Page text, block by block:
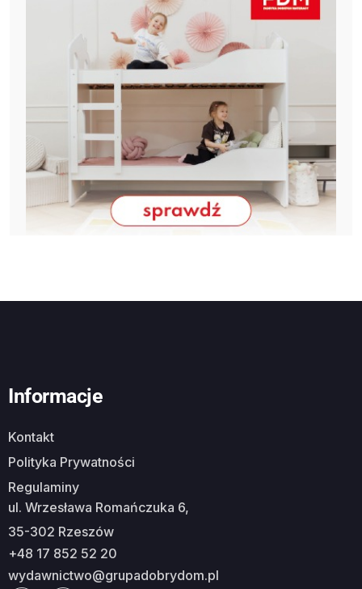
Informacje
Kontakt
Polityka Prywatności
Regulaminy
ul. Wrzesława Romańczuka 6,
35-302 Rzeszów
+48 17 852 52 20
wydawnictwo@grupadobrydom.pl